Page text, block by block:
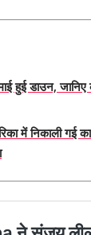
हुई डाउन, जानिए
में निकाली गई